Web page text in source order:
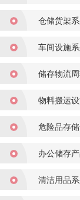
仓储货架
车间设施
储存物流
物料搬运
危险品存
办公储存
清洁用品